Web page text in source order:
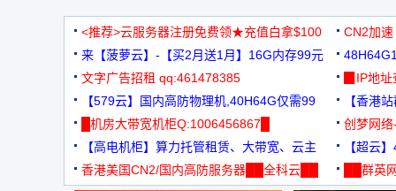
<推荐>云服务器注册免费领★充值白拿$100
CN2加
来【菠萝云】-【买2月送1月】16G内存99元
3000+
文字广告招租 qq:461478385
▉IP地
【579云】国内高防物理机,40H64G仅需99
元
【香港
█机房大带宽机柜Q:1006456867█
创梦网
88元/月
【高电机柜】算力托管租赁、大带宽、云主
机
【超云
香港美国CN2/国内高防服务器██全科云██
██群英